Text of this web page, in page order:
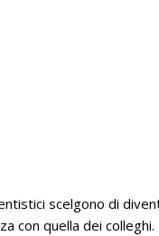
scelgono di
con quella dei colleghi.